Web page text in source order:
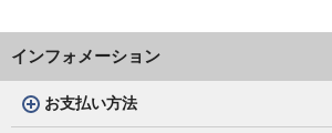
インフォメーション
お支払い方法